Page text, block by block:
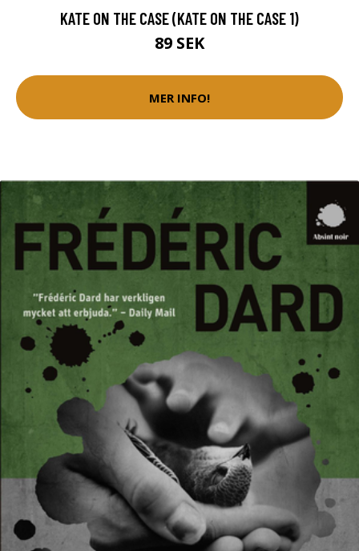
KATE ON THE CASE (KATE ON THE CASE 1)
89 SEK
MER INFO!